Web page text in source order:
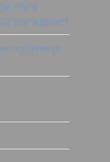
Paint:
carteggiare!
brillanti di